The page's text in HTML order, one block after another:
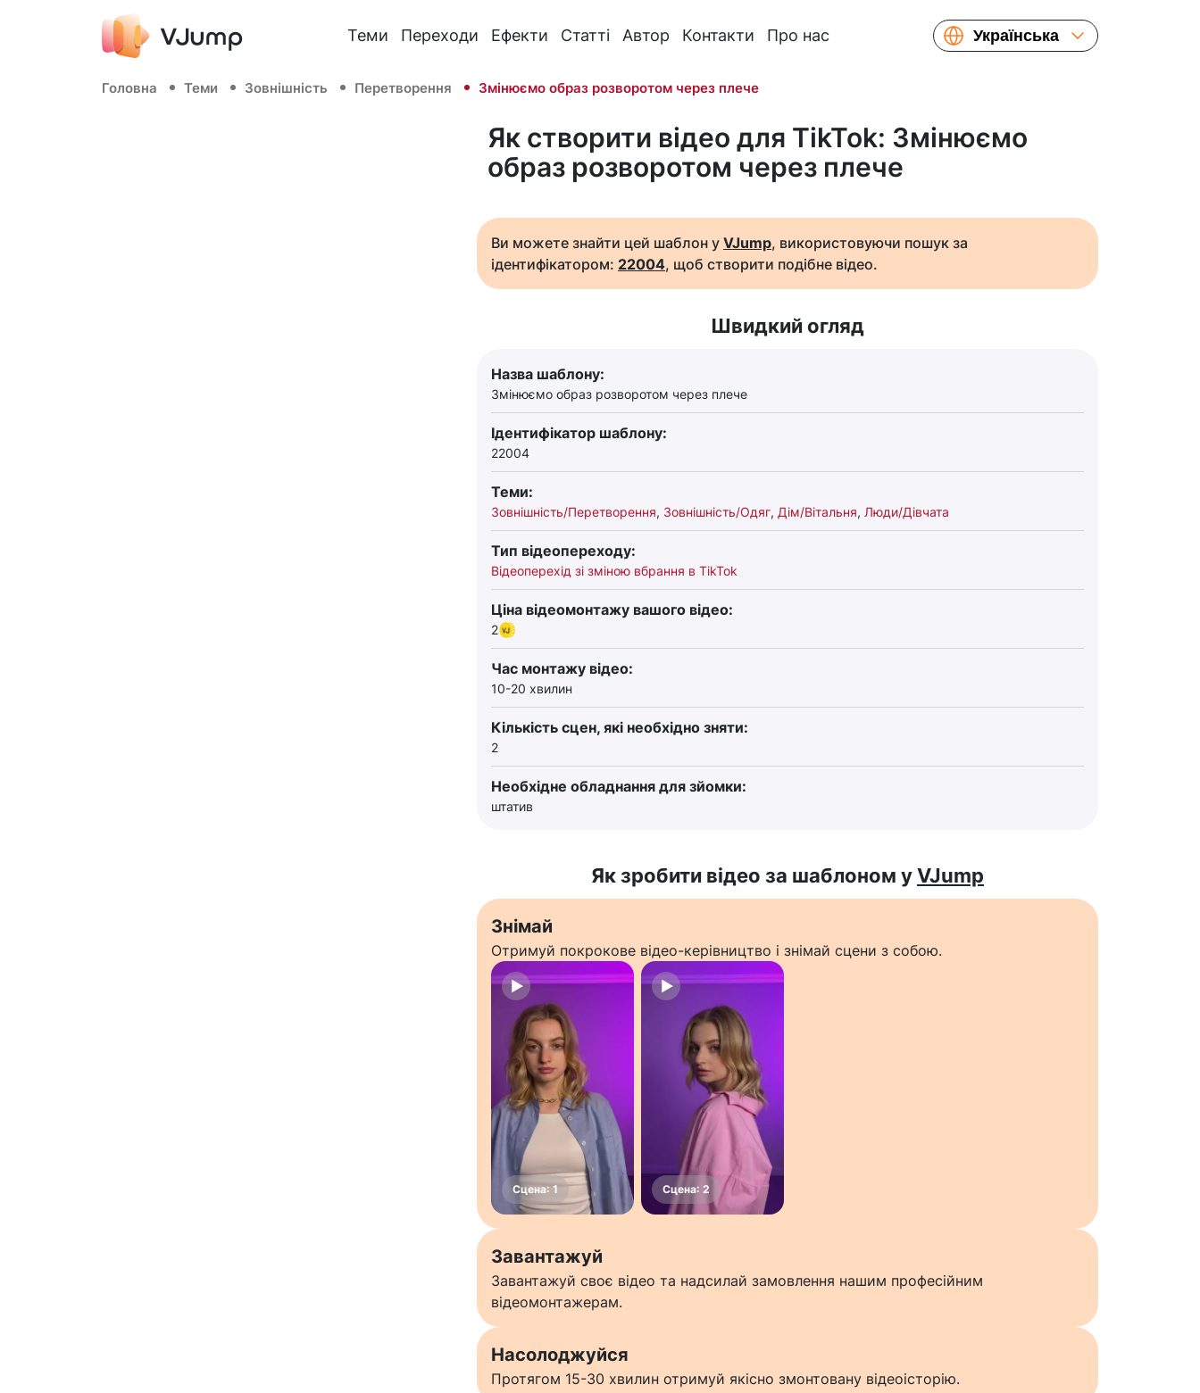
Теми Переходи Ефекти Статті Автор Контакти Про нас
Українська
Français
Головна Теми Зовнішність Перетворення Змінюємо образ розворотом через плече
Як створити відео для TikTok: Змінюємо
образ розворотом через плече
Ви можете знайти цей шаблон у VJump, використовуючи пошук за
ідентифікатором: 22004, щоб створити подібне відео.
Швидкий огляд
Назва шаблону:
Змінюємо образ розворотом через плече
Ідентифікатор шаблону:
22004
Теми:
Зовнішність/Перетворення, Зовнішність/Одяг, Дім/Вітальня, Люди/Дівчата
Тип відеопереходу:
Відеоперехід зі зміною вбрання в TikTok
Ціна відеомонтажу вашого відео:
2
Час монтажу відео:
10-20 хвилин
Кількість сцен, які необхідно зняти:
2
Необхідне обладнання для зйомки:
штатив
Як зробити відео за шаблоном уVJump
Знімай
Отримуй покрокове відео-керівництво і знімай сцени з собою.
Завантажуй
Завантажуй своє відео та надсилай замовлення нашим професійним
відеомонтажерам.
Насолоджуйся
Протягом 15-30 хвилин отримуй якісно змонтовану відеоісторію.